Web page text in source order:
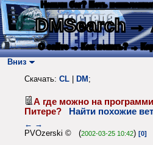
Нашли баг? Есть
DMSearch→
О сайте → Как искать? →
Вниз
Скачать: CL DM ;
А где можно на
Питере?
Найти похожие
← →
PVOzerski © (2002-03-25 10:42) [0]